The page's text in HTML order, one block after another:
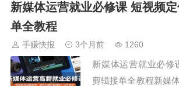
算法逻辑，落地实操
势做好账号定位，搭
逻辑，梳…
新媒体运营就业必修课 短视频
单全教程
手赚快报 3个月前 1260
新媒体运营就业必修
剪辑接单全教程新媒